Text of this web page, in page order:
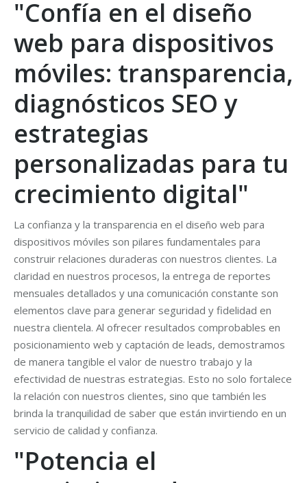
"Confía en el diseño
web para dispositivos
móviles: transparencia,
diagnósticos SEO y
estrategias
personalizadas para tu
crecimiento digital"
La confianza y la transparencia en el diseño web para
dispositivos móviles son pilares fundamentales para
construir relaciones duraderas con nuestros clientes. La
claridad en nuestros procesos, la entrega de reportes
mensuales detallados y una comunicación constante son
elementos clave para generar seguridad y fidelidad en
nuestra clientela. Al ofrecer resultados comprobables en
posicionamiento web y captación de leads, demostramos
de manera tangible el valor de nuestro trabajo y la
efectividad de nuestras estrategias. Esto no solo fortalece
la relación con nuestros clientes, sino que también les
brinda la tranquilidad de saber que están invirtiendo en un
servicio de calidad y confianza.
"Potencia el